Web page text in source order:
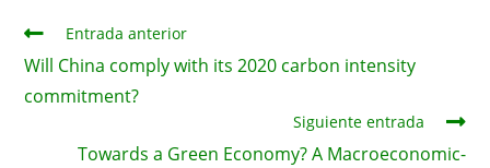
Leer
más
artículos
Entrada anterior
Will China comply with its 2020 carbon intensity
commitment?
Siguiente entrada
Towards a Green Economy? A Macroeconomic-